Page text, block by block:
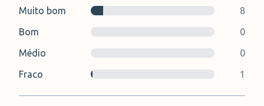
Muito bom
8
Bom
0
Médio
0
Fraco
1